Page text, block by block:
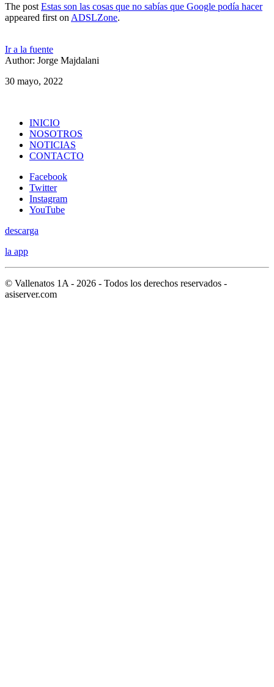
The post Estas son las cosas que no sabías que Google podía hacer
appeared first on ADSLZone.
Ir a la fuente
Author: Jorge Majdalani
30 mayo, 2022
INICIO
NOSOTROS
NOTICIAS
CONTACTO
Facebook
Twitter
Instagram
YouTube
descarga
la app
© Vallenatos 1A - 2026 - Todos los derechos reservados -
asiserver.com